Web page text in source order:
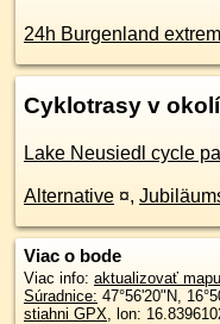
24h Burgenland extrem
Cyklotrasy v okolí
Lake Neusiedl cycle
Alternative ¤,
Viac o bode
Viac info: aktualizovať mapu
Súradnice: 47°56'20"N,
stiahni GPX, lon: